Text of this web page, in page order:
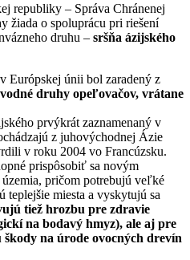
republiky – Správa Chránenej
žiada o spoluprácu pri riešení
druhu – sršňa ázijského
Európskej únii bol zaradený z
druhy opeľovačov, vrátane
prvýkrát zaznamenaný v
z juhovýchodnej Ázie
v roku 2004 vo Francúzsku.
prispôsobiť sa novým
pričom potrebujú veľké
teplejšie miesta a vyskytujú sa
tiež hrozbu pre zdravie
na bodavý hmyz), ale aj pre
škody na úrode ovocných drevín